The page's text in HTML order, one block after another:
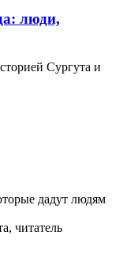
люди,
Сургута и
дадут людям
читатель